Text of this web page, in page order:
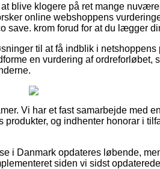
blive klogere på ret mange
online webshoppens
save. krom forud for at du lægger
til at få indblik i
en vurdering af ordreforløbet,
Vi har et fast samarbejde med
produkter, og indhenter honorar i
i Danmark opdateres løbende,
siden vi sidst